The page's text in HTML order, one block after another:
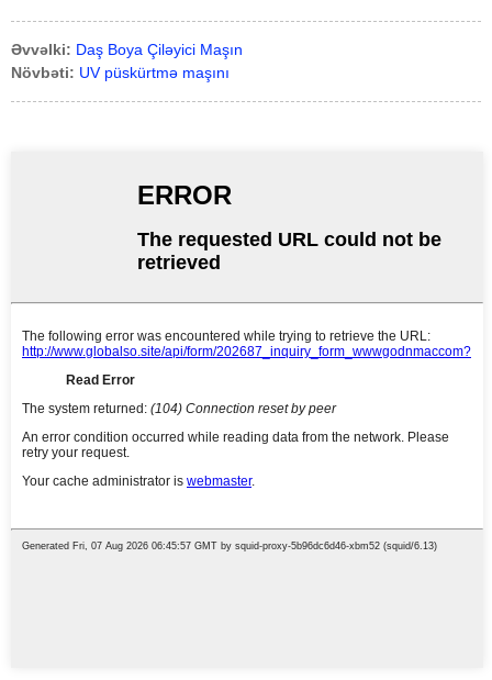
Əvvəlki: Daş Boya Çiləyici Maşın
Növbəti: UV püskürtmə maşını